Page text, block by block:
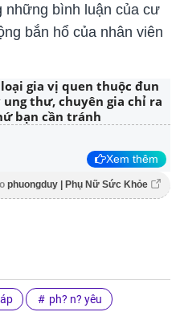
những bình luận của cư
bắn hổ của nhân viên
gia vị quen thuộc đun
ung thư, chuyên gia chỉ ra
bạn cần tránh
Xem thêm
phuongduy | Phụ Nữ Sức Khỏe
ph? n? yêu